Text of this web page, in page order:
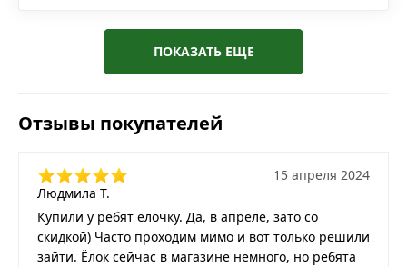
ПОКАЗАТЬ ЕЩЕ
Отзывы покупателей
Людмила Т.
15 апреля 2024
Купили у ребят елочку. Да, в апреле, зато со
скидкой) Часто проходим мимо и вот только решили
зайти. Ёлок сейчас в магазине немного, но ребята